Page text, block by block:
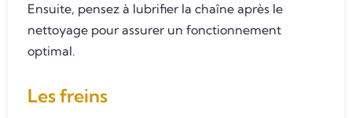
Ensuite, pensez à lubrifier la chaîne après le
nettoyage pour assurer un fonctionnement
optimal.
Les freins